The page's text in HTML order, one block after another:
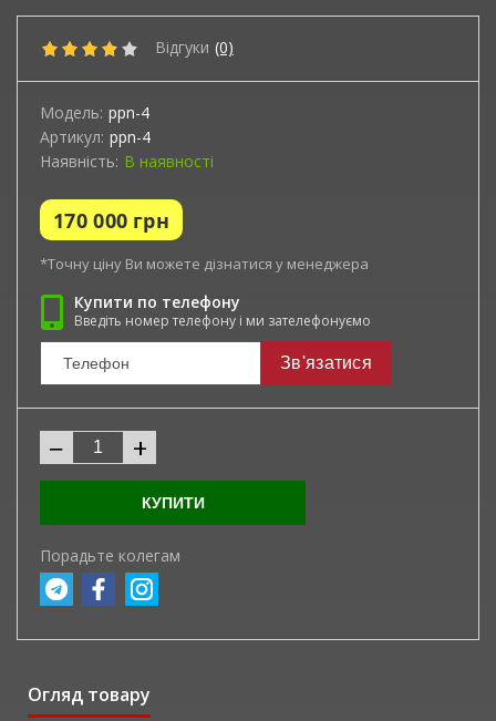
Відгуки (0)
Модель: ppn-4
Артикул: ppn-4
Наявність: В наявності
170 000 грн
*Точну ціну Ви можете дізнатися у менеджера
Купити по телефону
Введіть номер телефону і ми зателефонуємо
Зв'язатися
− +
КУПИТИ
Порадьте колегам
Огляд товару